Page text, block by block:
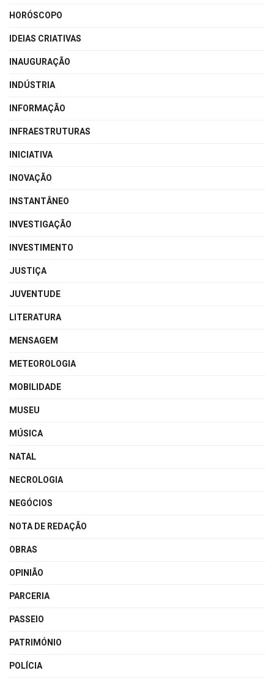
HORÓSCOPO
IDEIAS CRIATIVAS
INAUGURAÇÃO
INDÚSTRIA
INFORMAÇÃO
INFRAESTRUTURAS
INICIATIVA
INOVAÇÃO
INSTANTÂNEO
INVESTIGAÇÃO
INVESTIMENTO
JUSTIÇA
JUVENTUDE
LITERATURA
MENSAGEM
METEOROLOGIA
MOBILIDADE
MUSEU
MÚSICA
NATAL
NECROLOGIA
NEGÓCIOS
NOTA DE REDAÇÃO
OBRAS
OPINIÃO
PARCERIA
PASSEIO
PATRIMÓNIO
POLÍCIA